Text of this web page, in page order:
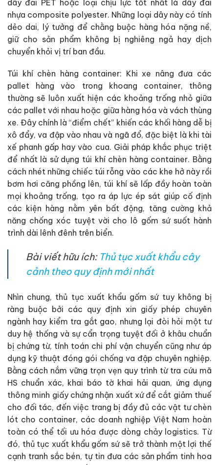
dây đai PET hoặc loại chịu lực tốt nhất là dây đai
nhựa composite polyester. Những loại dây này có tính
dẻo dai, lý tưởng để chằng buộc hàng hóa nặng nề,
giữ cho sản phẩm không bị nghiêng ngả hay dịch
chuyển khỏi vị trí ban đầu.
Túi khí chèn hàng container: Khi xe nâng đưa các
pallet hàng vào trong khoang container, thông
thường sẽ luôn xuất hiện các khoảng trống nhỏ giữa
các pallet với nhau hoặc giữa hàng hóa và vách thùng
xe. Đây chính là “điểm chết” khiến các khối hàng dễ bị
xô đẩy, va đập vào nhau và ngã đổ, đặc biệt là khi tài
xế phanh gấp hay vào cua. Giải pháp khắc phục triệt
để nhất là sử dụng túi khí chèn hàng container. Bằng
cách nhét những chiếc túi rỗng vào các khe hở này rồi
bơm hơi căng phồng lên, túi khí sẽ lấp đầy hoàn toàn
mọi khoảng trống, tạo ra áp lực ép sát giúp cố định
các kiện hàng nằm yên bất động, tăng cường khả
năng chống xóc tuyệt vời cho lô gốm sứ suốt hành
trình dài lênh đênh trên biển.
Bài viết hữu ích: Thủ tục xuất khẩu cây
cảnh theo quy định mới nhất
Nhìn chung, thủ tục xuất khẩu gốm sứ tuy không bị
ràng buộc bởi các quy định xin giấy phép chuyên
ngành hay kiểm tra gắt gao, nhưng lại đòi hỏi một tư
duy hệ thống và sự cẩn trọng tuyệt đối ở khâu chuẩn
bị chứng từ, tính toán chi phí vận chuyển cũng như áp
dụng kỹ thuật đóng gói chống va đập chuyên nghiệp.
Bằng cách nắm vững trọn vẹn quy trình từ tra cứu mã
HS chuẩn xác, khai báo tờ khai hải quan, ứng dụng
thông minh giấy chứng nhận xuất xứ để cắt giảm thuế
cho đối tác, đến việc trang bị đầy đủ các vật tư chèn
lót cho container, các doanh nghiệp Việt Nam hoàn
toàn có thể tối ưu hóa được dòng chảy logistics. Từ
đó, thủ tục xuất khẩu gốm sứ sẽ trở thành một lợi thế
cạnh tranh sắc bén, tự tin đưa các sản phẩm tinh hoa